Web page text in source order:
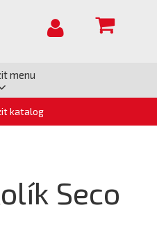
menu
katalog
Seco